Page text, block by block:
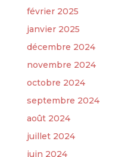
février 2025
janvier 2025
décembre 2024
novembre 2024
octobre 2024
septembre 2024
août 2024
juillet 2024
juin 2024